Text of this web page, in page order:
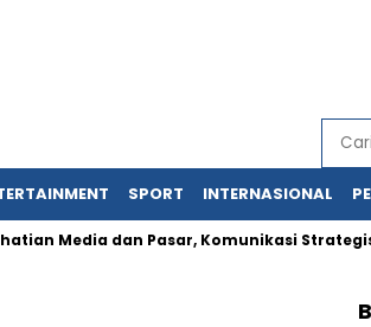
SPORT INTERNASIONAL
dan Pasar, Komunikasi Strategis